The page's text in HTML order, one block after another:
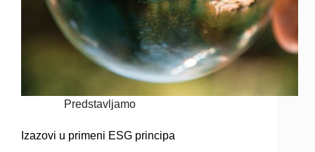
Predstavljamo
Izazovi u primeni ESG principa